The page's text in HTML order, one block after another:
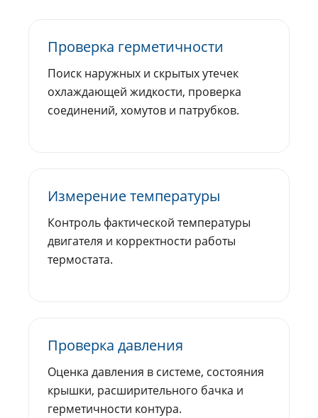
Проверка герметичности
Поиск наружных и скрытых утечек
охлаждающей жидкости, проверка
соединений, хомутов и патрубков.
Измерение температуры
Контроль фактической температуры
двигателя и корректности работы
термостата.
Проверка давления
Оценка давления в системе, состояния
крышки, расширительного бачка и
герметичности контура.